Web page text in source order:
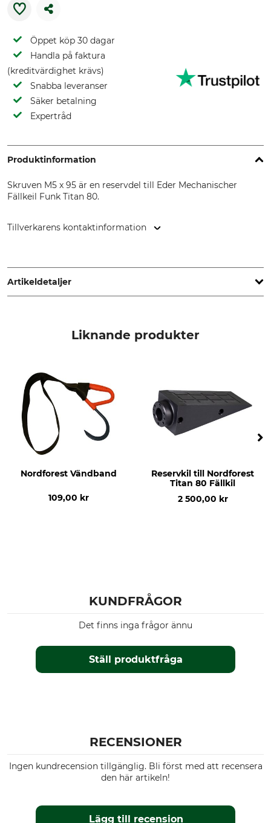
Öppet köp 30 dagar
Handla på faktura
(kreditvärdighet krävs)
Snabba leveranser
Säker betalning
Expertråd
Produktinformation
Skruven M5 x 95 är en reservdel till Eder Mechanischer
Fällkeil Funk Titan 80.
Tillverkarens kontaktinformation
Wolfenbüttel, Germany, www.eder-maschinenbau.de
Artikeldetaljer
Liknande produkter
Nordforest Vändband
109,00 kr
Reservkil till Nordforest
Titan 80 Fällkil
2 500,00 kr
KUNDFRÅGOR
Ställ produktfråga
Det finns inga frågor ännu
RECENSIONER
Ingen kundrecension tillgänglig. Bli först med att recensera
den här artikeln!
Lägg till recension